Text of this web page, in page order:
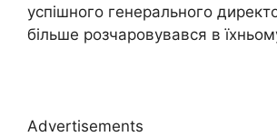
успішного генерального
більше розчаровувався в
Advertisements